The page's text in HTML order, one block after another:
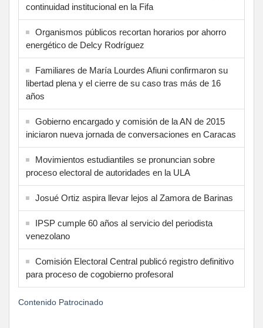
continuidad institucional en la Fifa
Organismos públicos recortan horarios por ahorro
energético de Delcy Rodríguez
Familiares de María Lourdes Afiuni confirmaron su
libertad plena y el cierre de su caso tras más de 16
años
Gobierno encargado y comisión de la AN de 2015
iniciaron nueva jornada de conversaciones en Caracas
Movimientos estudiantiles se pronuncian sobre
proceso electoral de autoridades en la ULA
Josué Ortiz aspira llevar lejos al Zamora de Barinas
IPSP cumple 60 años al servicio del periodista
venezolano
Comisión Electoral Central publicó registro definitivo
para proceso de cogobierno profesoral
Contenido Patrocinado